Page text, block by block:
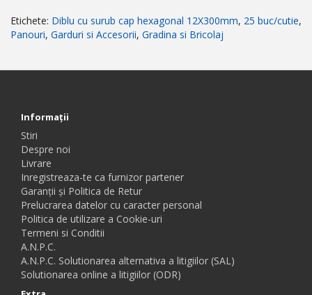
Etichete: Diblu cu surub cap hexagonal 12X300mm, 25 buc/cutie,
Panouri, Garduri si Accesorii, Gradina si Bricolaj
Informaţii
Stiri
Despre noi
Livrare
Inregistreaza-te ca furnizor partener
Garanții și Politica de Retur
Prelucrarea datelor cu caracter personal
Politica de utilizare a Cookie-uri
Termeni si Conditii
A.N.P.C.
A.N.P.C. Solutionarea alternativa a litigiilor (SAL)
Solutionarea online a litigiilor (ODR)